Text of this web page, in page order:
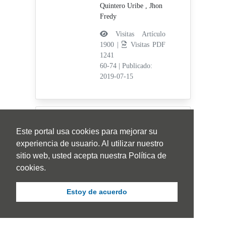
Este portal usa cookies para mejorar su
experiencia de usuario. Al utilizar nuestro
sitio web, usted acepta nuestra Política de
cookies.
Estoy de acuerdo
Quintero Uribe , Jhon
Fredy
Visitas Artículo
1900 |
Visitas PDF
1241
60-74
Publicado:
2019-07-15
Las representaciones
primer grado de primaria: un
estudio sobre los niveles de